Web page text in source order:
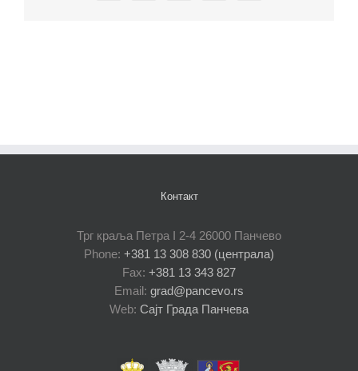
Контакт
Трг краља Петра I 2-4 26000 Панчево
Phone: +381 13 308 830 (централа)
Fax: +381 13 343 827
Email: grad@pancevo.rs
Web: Сајт Града Панчева